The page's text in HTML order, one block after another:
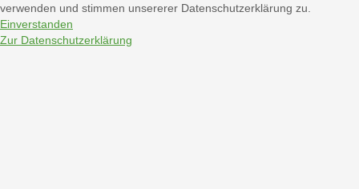
verwenden und stimmen unsererer Datenschutzerklärung zu.
Einverstanden
Zur Datenschutzerklärung